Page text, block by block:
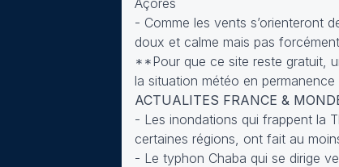
Açores
- Comme les vents s’orienteront
doux et calme mais pas
**Pour que ce site reste gratuit,
la situation météo en permanence
ACTUALITES FRANCE &
- Les inondations qui frappent la
certaines régions, ont fait au
- Le typhon Chaba qui se dirige